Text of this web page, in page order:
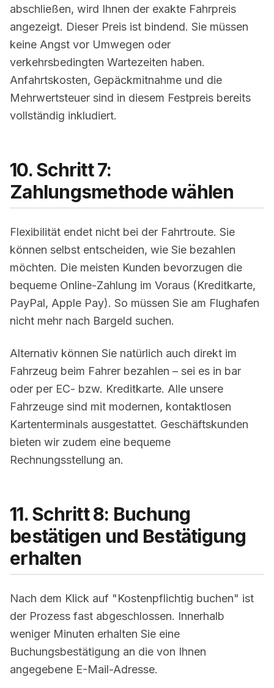
abschließen, wird Ihnen der exakte Fahrpreis
angezeigt. Dieser Preis ist bindend. Sie müssen
keine Angst vor Umwegen oder
verkehrsbedingten Wartezeiten haben.
Anfahrtskosten, Gepäckmitnahme und die
Mehrwertsteuer sind in diesem Festpreis bereits
vollständig inkludiert.
10. Schritt 7:
Zahlungsmethode wählen
Flexibilität endet nicht bei der Fahrtroute. Sie
können selbst entscheiden, wie Sie bezahlen
möchten. Die meisten Kunden bevorzugen die
bequeme Online-Zahlung im Voraus (Kreditkarte,
PayPal, Apple Pay). So müssen Sie am Flughafen
nicht mehr nach Bargeld suchen.
Alternativ können Sie natürlich auch direkt im
Fahrzeug beim Fahrer bezahlen – sei es in bar
oder per EC- bzw. Kreditkarte. Alle unsere
Fahrzeuge sind mit modernen, kontaktlosen
Kartenterminals ausgestattet. Geschäftskunden
bieten wir zudem eine bequeme
Rechnungsstellung an.
11. Schritt 8: Buchung
bestätigen und Bestätigung
erhalten
Nach dem Klick auf "Kostenpflichtig buchen" ist
der Prozess fast abgeschlossen. Innerhalb
weniger Minuten erhalten Sie eine
Buchungsbestätigung an die von Ihnen
angegebene E-Mail-Adresse.